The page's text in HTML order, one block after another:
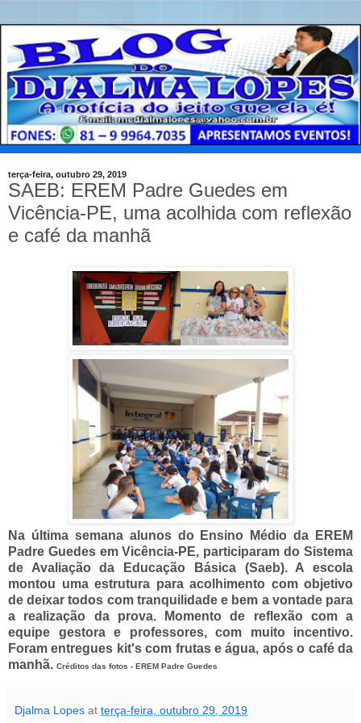
terça-feira, outubro 29, 2019
SAEB: EREM Padre Guedes em
Vicência-PE, uma acolhida com reflexão
e café da manhã
Na última semana alunos do Ensino Médio da EREM
Padre Guedes em Vicência-PE, participaram do Sistema
de Avaliação da Educação Básica (Saeb). A escola
montou uma estrutura para acolhimento com objetivo
de deixar todos com tranquilidade e bem a vontade para
a realização da prova. Momento de reflexão com a
equipe gestora e professores, com muito incentivo.
Foram entregues kit's com frutas e água, após o café da
manhã. Créditos das fotos - EREM Padre Guedes
Djalma Lopes at terça-feira, outubro 29, 2019